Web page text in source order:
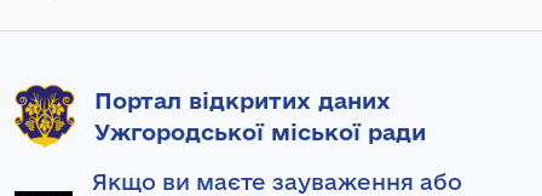
Портал відкритих даних
Ужгородської міської ради
Якщо ви маєте зауваження або